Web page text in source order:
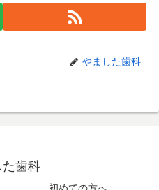
やました歯科
歯科